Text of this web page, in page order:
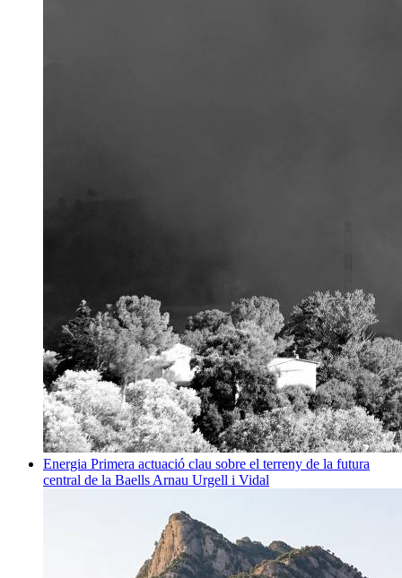
Energia Primera actuació clau sobre el terreny de la futura
central de la Baells Arnau Urgell i Vidal